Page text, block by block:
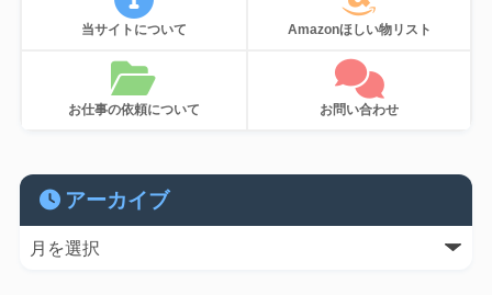
当サイトについて Amazonほしい物リスト
お仕事の依頼について お問い合わせ
アーカイブ